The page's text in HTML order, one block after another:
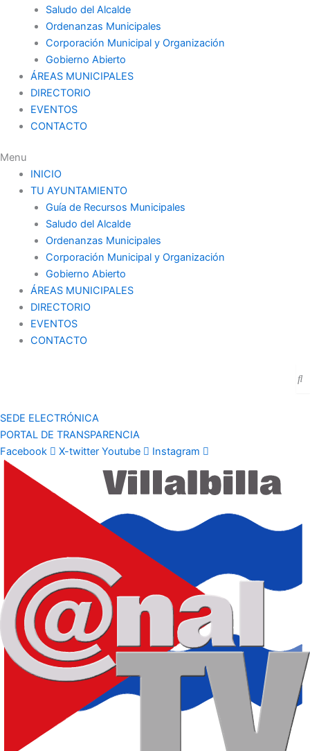
Saludo del Alcalde
Ordenanzas Municipales
Corporación Municipal y Organización
Gobierno Abierto
ÁREAS MUNICIPALES
DIRECTORIO
EVENTOS
CONTACTO
Menu
INICIO
TU AYUNTAMIENTO
Guía de Recursos Municipales
Saludo del Alcalde
Ordenanzas Municipales
Corporación Municipal y Organización
Gobierno Abierto
ÁREAS MUNICIPALES
DIRECTORIO
EVENTOS
CONTACTO
SEDE ELECTRÓNICA
PORTAL DE TRANSPARENCIA
Facebook
X-twitter Youtube Instagram